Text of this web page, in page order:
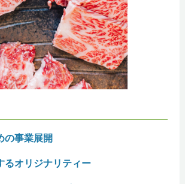
の事業展開
るオリジナリティー